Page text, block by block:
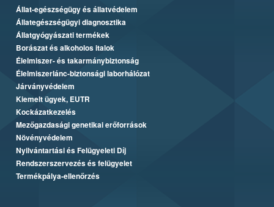
Állat-egészségügy és állatvédelem
Állategészségügyi diagnosztika
Állatgyógyászati termékek
Borászat és alkoholos italok
Élelmiszer- és takarmánybiztonság
Élelmiszerlánc-biztonsági laborhálózat
Járványvédelem
Kiemelt ügyek, EUTR
Kockázatkezelés
Mezőgazdasági genetikai erőforrások
Növényvédelem
Nyilvántartási és Felügyeleti Díj
Rendszerszervezés és felügyelet
Termékpálya-ellenőrzés